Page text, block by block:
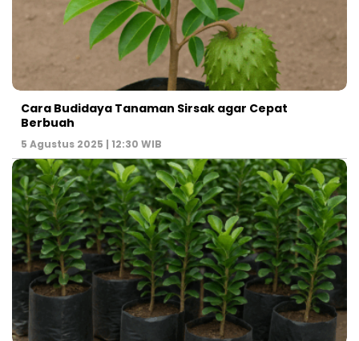
Cara Budidaya Tanaman Sirsak agar Cepat
Berbuah
5 Agustus 2025 | 12:30 WIB